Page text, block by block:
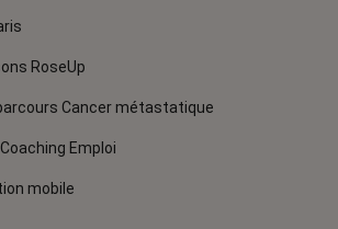
RoseUp
Cancer métastatique
Emploi
mobile